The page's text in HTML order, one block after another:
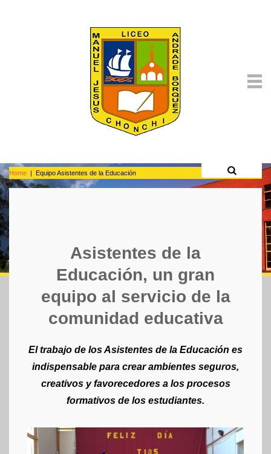
Home | Equipo Asistentes de la Educación
Asistentes de la
Educación, un gran
equipo al servicio de la
comunidad educativa
El trabajo de los Asistentes de la Educación es
indispensable para crear ambientes seguros,
creativos y favorecedores a los procesos
formativos de los estudiantes.